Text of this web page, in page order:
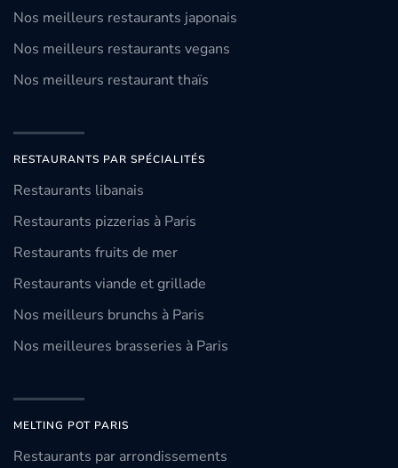
Nos meilleurs restaurants japonais
Nos meilleurs restaurants vegans
Nos meilleurs restaurant thaïs
RESTAURANTS PAR SPÉCIALITÉS
Restaurants libanais
Restaurants pizzerias à Paris
Restaurants fruits de mer
Restaurants viande et grillade
Nos meilleurs brunchs à Paris
Nos meilleures brasseries à Paris
MELTING POT PARIS
Restaurants par arrondissements